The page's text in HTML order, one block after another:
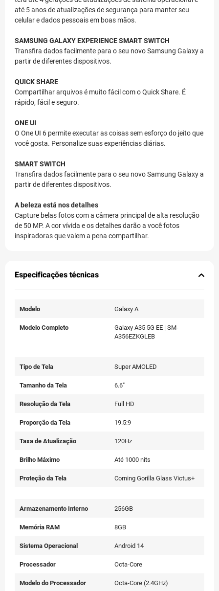
até 5 anos de atualizações de segurança para manter seu
celular e dados pessoais em boas mãos.
SAMSUNG GALAXY EXPERIENCESMART SWITCH
Transfira dados facilmente para o seu novo Samsung Galaxy a
partir de diferentes dispositivos.
QUICK SHARE
Compartilhar arquivos é muito fácil com o Quick Share. É
rápido, fácil e seguro.
ONE UI
O One UI 6 permite executar as coisas sem esforço do jeito que
você gosta. Personalize suas experiências diárias.
SMART SWITCH
Transfira dados facilmente para o seu novo Samsung Galaxy a
partir de diferentes dispositivos.
A beleza está nos detalhes
Capture belas fotos com a câmera principal de alta resolução
de 50 MP. A cor vívida e os detalhes darão a você fotos
inspiradoras que valem a pena compartilhar.
Especificações técnicas
Modelo Galaxy A
Modelo Completo
Galaxy A35 5G EE | SM-
A356EZKGLEB
Tipo de Tela Super AMOLED
Tamanho da Tela 6.6"
Resolução da Tela Full HD
Proporção da Tela 19.5:9
Taxa de Atualização 120Hz
Brilho Máximo Até 1000 nits
Proteção da Tela Corning Gorilla Glass Victus+
Armazenamento Interno 256GB
Memória RAM 8GB
Sistema Operacional Android 14
Processador Octa-Core
Modelo do Processador Octa-Core (2.4GHz)